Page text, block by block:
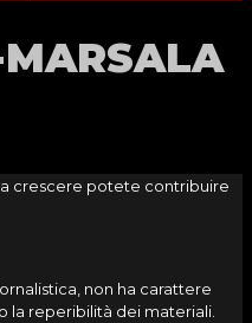
crescere potete contribuire
non ha carattere
la reperibilità dei materiali.